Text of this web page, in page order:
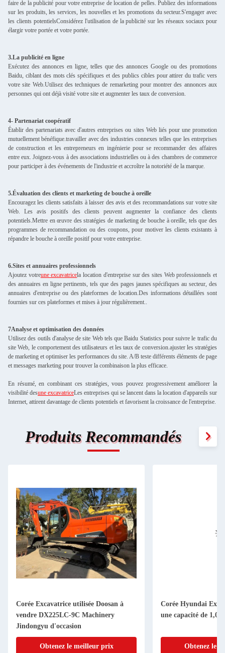
faire de la publicité pour votre entreprise de location de pelles. Publiez des informations
sur les produits, les services, les nouvelles et les promotions du secteur.S'engager avec
les clients potentielsConsidérez l'utilisation de la publicité sur les réseaux sociaux pour
élargir votre portée et votre portée.
3.La publicité en ligne
Exécutez des annonces en ligne, telles que des annonces Google ou des promotions
Baidu, ciblant des mots clés spécifiques et des publics cibles pour attirer du trafic vers
votre site Web.Utilisez des techniques de remarketing pour montrer des annonces aux
personnes qui ont déjà visité votre site et augmenter les taux de conversion.
4- Partenariat coopératif
Établir des partenariats avec d'autres entreprises ou sites Web liés pour une promotion
mutuellement bénéfique.travailler avec des industries connexes telles que les entreprises
de construction et les entrepreneurs en ingénierie pour se recommander des affaires
entre eux. Joignez-vous à des associations industrielles ou à des chambres de commerce
pour participer à des événements de l'industrie et accroître la notoriété de la marque.
5.Évaluation des clients et marketing de bouche à oreille
Encouragez les clients satisfaits à laisser des avis et des recommandations sur votre site
Web. Les avis positifs des clients peuvent augmenter la confiance des clients
potentiels.Mettre en œuvre des stratégies de marketing de bouche à oreille, tels que des
programmes de recommandation ou des coupons, pour motiver les clients existants à
répandre le bouche à oreille positif pour votre entreprise.
6.Sites et annuaires professionnels
Ajoutez votreune excavatricela location d'entreprise sur des sites Web professionnels et
des annuaires en ligne pertinents, tels que des pages jaunes spécifiques au secteur, des
annuaires d'entreprise ou des plateformes de location.Des informations détaillées sont
fournies sur ces plateformes et mises à jour régulièrement..
7Analyse et optimisation des données
Utilisez des outils d'analyse de site Web tels que Baidu Statistics pour suivre le trafic du
site Web, le comportement des utilisateurs et les taux de conversion.ajuster les stratégies
de marketing et optimiser les performances du site. A/B teste différents éléments de page
et messages marketing pour trouver la combinaison la plus efficace.
En résumé, en combinant ces stratégies, vous pouvez progressivement améliorer la
visibilité desune excavatriceLes entreprises qui se lancent dans la location d'appareils sur
Internet, attirent davantage de clients potentiels et favorisent la croissance de l'entreprise.
Produits Recommandés
Corée Excavatrice utilisée Doosan à
vendre DX225LC-9C Machinery
Jindongyu d'occasion
Obtenez le meilleur prix
Corée Hyundai
une capacité de
Obtenez le